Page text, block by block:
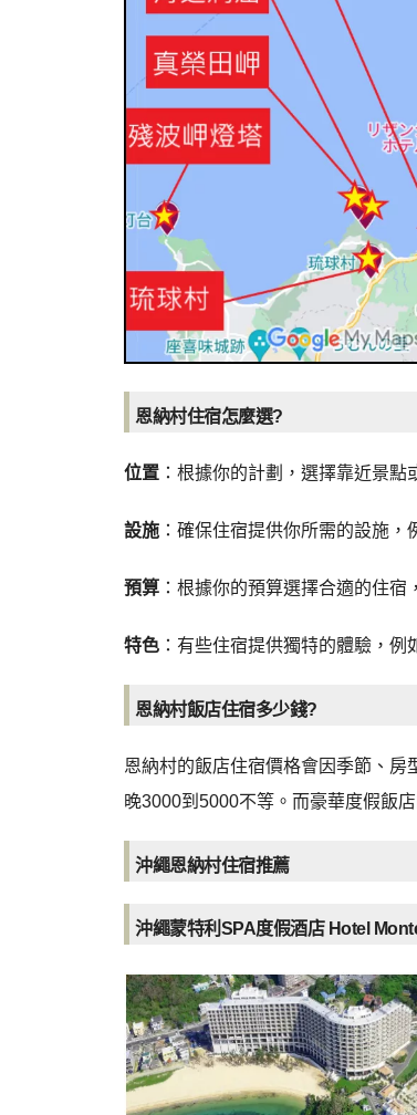
恩納村住宿怎麼選?
位置 ：根據你的計劃，選擇靠近景
設施 ：確保住宿提供你所需的設施
預算 ：根據你的預算選擇合適的住
特色 ：有些住宿提供獨特的體驗，
恩納村飯店住宿多少錢?
恩納村的飯店住宿價格會因季節、
晚3000到5000不等。而豪華度假飯
沖繩恩納村住宿推薦
沖繩蒙特利SPA度假酒店 Hotel